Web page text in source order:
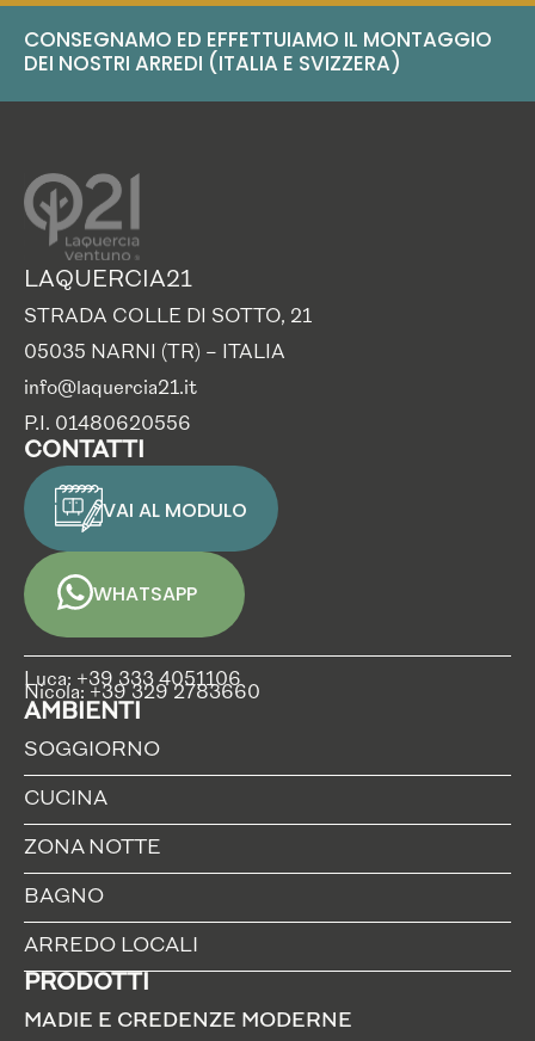
CONSEGNAMO ED EFFETTUIAMO IL MONTAGGIO
DEI NOSTRI ARREDI (ITALIA E SVIZZERA)
LAQUERCIA21
STRADA COLLE DI SOTTO, 21
05035 NARNI (TR) – ITALIA
info@laquercia21.it
P.I. 01480620556
CONTATTI
VAI AL MODULO
WHATSAPP
Luca: +39 333 4051106
Nicola: +39 329 2783660
AMBIENTI
SOGGIORNO
CUCINA
ZONA NOTTE
BAGNO
ARREDO LOCALI
PRODOTTI
MADIE E CREDENZE MODERNE